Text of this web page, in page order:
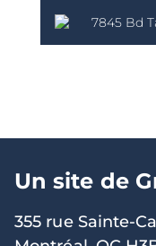
Un site de
355 rue Sainte-